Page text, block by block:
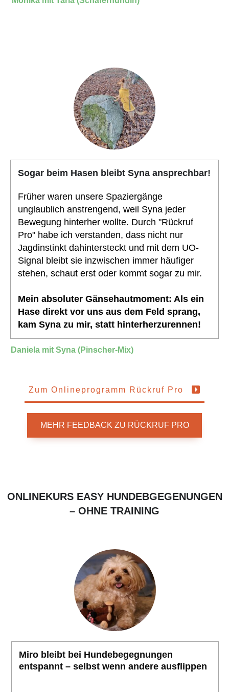
Sogar beim Hasen bleibt Syna ansprechbar!
Früher waren unsere Spaziergänge
unglaublich anstrengend, weil Syna jeder
Bewegung hinterher wollte. Durch "Rückruf
Pro" habe ich verstanden, dass nicht nur
Jagdinstinkt dahintersteckt und mit dem UO-
Signal bleibt sie inzwischen immer häufiger
stehen, schaut erst oder kommt sogar zu mir.
Mein absoluter Gänsehautmoment: Als ein
Hase direkt vor uns aus dem Feld sprang,
kam Syna zu mir, statt hinterherzurennen!
Daniela mit Syna (Pinscher-Mix)
Zum Onlineprogramm Rückruf Pro
MEHR FEEDBACK ZU RÜCKRUF PRO
ONLINEKURS EASY HUNDEBGEGENUNGEN
– OHNE TRAINING
Miro bleibt bei Hundebegegnungen
entspannt – selbst wenn andere ausflippen